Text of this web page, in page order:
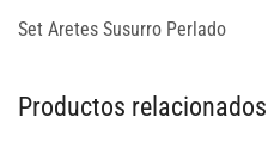
Set Aretes Susurro Perlado
Productos relacionados